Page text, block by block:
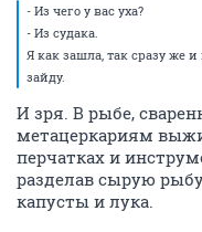
- Из чего у вас уха?
- Из судака.
Я как зашла, так сразу же
зайду.
И зря. В рыбе,
метацеркариям
перчатках и
разделав сырую
капусты и лука.